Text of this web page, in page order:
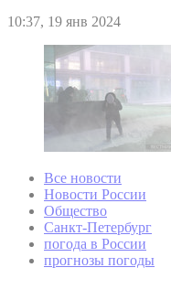
10:37, 19 янв 2024
Все новости
Новости России
Общество
Санкт-Петербург
погода в России
прогнозы погоды